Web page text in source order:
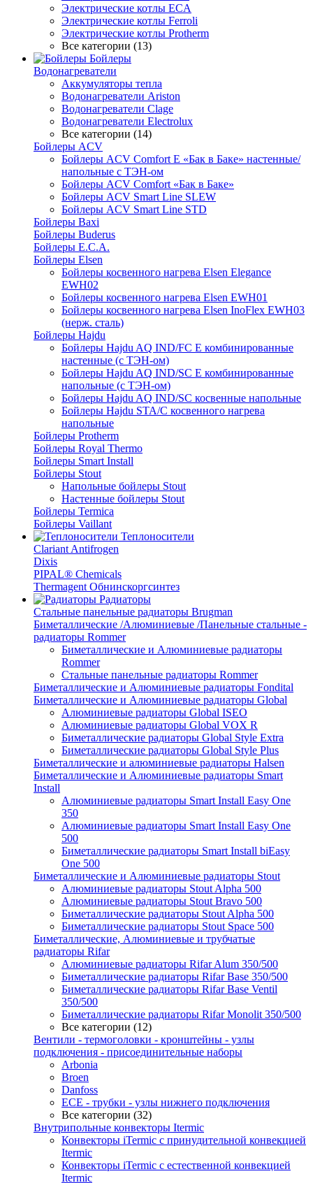
Электрические котлы ECA
Электрические котлы Ferroli
Электрические котлы Protherm
Все категории (13)
Бойлеры
Водонагреватели
Аккумуляторы тепла
Водонагреватели Ariston
Водонагреватели Clage
Водонагреватели Electrolux
Все категории (14)
Бойлеры ACV
Бойлеры ACV Comfort E «Бак в Баке» настенные/
напольные c ТЭН-ом
Бойлеры ACV Comfort «Бак в Баке»
Бойлеры ACV Smart Line SLEW
Бойлеры ACV Smart Line STD
Бойлеры Baxi
Бойлеры Buderus
Бойлеры E.C.A.
Бойлеры Elsen
Бойлеры косвенного нагрева Elsen Elegance
EWH02
Бойлеры косвенного нагрева Elsen EWH01
Бойлеры косвенного нагрева Elsen InoFlex EWH03
(нерж. сталь)
Бойлеры Hajdu
Бойлеры Hajdu AQ IND/FC E комбинированные
настенные (с ТЭН-ом)
Бойлеры Hajdu AQ IND/SC E комбинированные
напольные (с ТЭН-ом)
Бойлеры Hajdu AQ IND/SC косвенные напольные
Бойлеры Hajdu STA/C косвенного нагрева
напольные
Бойлеры Protherm
Бойлеры Royal Thermo
Бойлеры Smart Install
Бойлеры Stout
Напольные бойлеры Stout
Настенные бойлеры Stout
Бойлеры Termica
Бойлеры Vaillant
Теплоносители
Clariant Antifrogen
Dixis
PIPAL® Chemicals
Thermagent Обнинскоргсинтез
Радиаторы
Стальные панельные радиаторы Brugman
Биметаллические /Алюминиевые /Панельные стальные -
радиаторы Rommer
Биметаллические и Алюминиевые радиаторы
Rommer
Стальные панельные радиаторы Rommer
Биметаллические и Алюминиевые радиаторы Fondital
Биметаллические и Алюминиевые радиаторы Global
Алюминиевые радиаторы Global ISEO
Алюминиевые радиаторы Global VOX R
Биметаллические радиаторы Global Style Extra
Биметаллические радиаторы Global Style Plus
Биметаллические и алюминиевые радиаторы Halsen
Биметаллические и Алюминиевые радиаторы Smart
Install
Алюминиевые радиаторы Smart Install Easy One
350
Алюминиевые радиаторы Smart Install Easy One
500
Биметаллические радиаторы Smart Install biEasy
One 500
Биметаллические и Алюминиевые радиаторы Stout
Алюминиевые радиаторы Stout Alpha 500
Алюминиевые радиаторы Stout Bravo 500
Биметаллические радиаторы Stout Alpha 500
Биметаллические радиаторы Stout Space 500
Биметаллические, Алюминиевые и трубчатые
радиаторы Rifar
Алюминиевые радиаторы Rifar Alum 350/500
Биметаллические радиаторы Rifar Base 350/500
Биметаллические радиаторы Rifar Base Ventil
350/500
Биметаллические радиаторы Rifar Monolit 350/500
Все категории (12)
Вентили - термоголовки - кронштейны - узлы
подключения - присоединительные наборы
Arbonia
Broen
Danfoss
ECE - трубки - узлы нижнего подключения
Все категории (32)
Внутрипольные конвекторы Itermic
Конвекторы iTermic c принудительной конвекцией
Itermic
Конвекторы iTermic с естественной конвекцией
Itermic